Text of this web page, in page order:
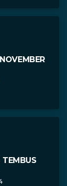
TEMBUS